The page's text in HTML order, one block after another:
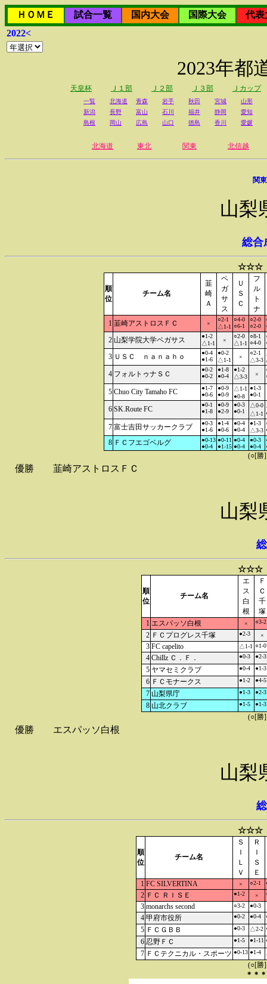
ＨＯＭＥ 試合一覧 国内大会 国際大会
代表
2022<
2023年都
天皇杯 Ｊ１部 Ｊ２部 Ｊ３部 Ｊカップ
一覧 北海道 青森 岩手 秋田 宮城
山形
新潟
長野 富山 石川 福井 静岡
愛知
島根
岡山 広島 山口 徳島 香川 愛媛
北海道 東北 関東 北信越
関
山梨
総合
☆☆☆
順
位
チーム名
韮
崎
Ａ
ペ
ガ
サ
ス
Ｕ
Ｓ
Ｃ
フ
ル
ト
ナ
1 韮崎アストロスＦＣ ×
○2-1
△1-1
○4-0
○6-1
○2-0
○2-0
2 山梨学院大学ペガサス
●1-2
△1-1
×
○2-0
△1-1
○8-1
○4-0
3 ＵＳＣ ｎａｎａｈｏ
●0-4
●1-6
●0-2
△1-1
×
○2-1
△3-3
4 フォルトゥナＳＣ
●0-2
●0-2
●1-8
●0-4
●1-2
△3-3
×
5 Chuo City Tamaho FC
●1-7
●0-6
●0-9
●0-9
△1-1
●0-8
●1-3
●0-1
6 SK.Route FC
●0-1
●1-8
●0-9
●2-9
●0-3
●0-1
△0-0
△1-1
7 富士吉田サッカークラブ
●0-3
●1-6
●1-4
●0-6
●0-4
●0-4
●1-3
△3-3
8 ＦＣフエゴベルグ
●0-13
●0-4
●0-11
●1-15
●0-4
●0-4
●0-3
●0-4
(○[勝
優勝 韮崎アストロスＦＣ
山梨
☆☆☆
順
位
チーム名
エ
ス
白
根
Ｆ
Ｃ
千
塚
1 エスパッソ白根 × ○3-2
2 ＦＣプログレス千塚 ●2-3 ×
3 FC capelito △1-1 ○1-0
4 Chillz Ｃ．Ｆ． ●0-3 ●2-3
5 ヤマセミクラブ ●0-4 ●1-3
6 ＦＣモナークス ●1-2 ●4-5
7 山梨県庁 ●1-3 ●2-3
8 山北クラブ ●1-5 ●1-3
(○[勝
優勝 エスパッソ白根
山梨
☆☆☆
順
位
チーム名
Ｓ
Ｉ
Ｌ
Ｖ
Ｒ
Ｉ
Ｓ
Ｅ
1 FC SILVERTINA × ○2-1
2 ＦＣ ＲＩＳＥ ●1-2 ×
3 monarchs second ○3-2 ●0-3
4 甲府市役所 ●0-2 ●0-4
5 ＦＣＧＢＢ ●0-3 △2-2
6 忍野ＦＣ ●1-5 ●1-11
7 ＦＣテクニカル・スポーツ ●0-13 ●1-4
(○[勝
＊＊